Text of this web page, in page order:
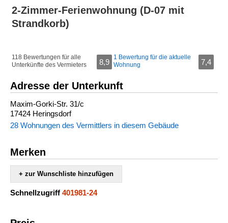
2-Zimmer-Ferienwohnung (D-07 mit
Strandkorb)
118 Bewertungen für alle
Unterkünfte des Vermieters
8,9
1 Bewertung für die aktuelle
Wohnung
7,4
Adresse der Unterkunft
Maxim-Gorki-Str. 31/c
17424 Heringsdorf
28 Wohnungen des Vermittlers in diesem Gebäude
Merken
+ zur Wunschliste hinzufügen
Schnellzugriff 401981-24